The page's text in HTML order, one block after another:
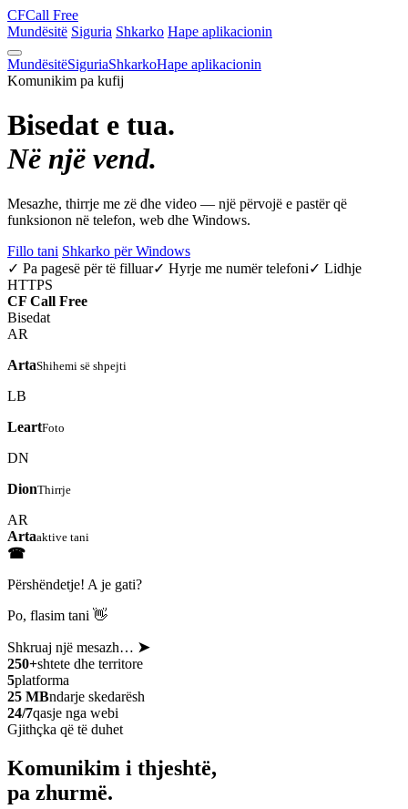
CFCall Free
Mundësitë Siguria Shkarko Hape aplikacionin
MundësitëSiguriaShkarkoHape aplikacionin
Komunikim pa kufij
Bisedat e tua.
Në një vend.
Mesazhe, thirrje me zë dhe video — një përvojë e pastër që
funksionon në telefon, web dhe Windows.
Fillo tani Shkarko për Windows
✓ Pa pagesë për të filluar✓ Hyrje me numër telefoni✓ Lidhje
HTTPS
CF Call Free
Bisedat
AR
ArtaShihemi së shpejti
LB
LeartFoto
DN
DionThirrje
AR
Artaaktive tani
☎
Përshëndetje! A je gati?
Po, flasim tani 👋
Shkruaj një mesazh… ➤
250+shtete dhe territore
5platforma
25 MBndarje skedarësh
24/7qasje nga webi
Gjithçka që të duhet
Komunikim i thjeshtë,
pa zhurmë.